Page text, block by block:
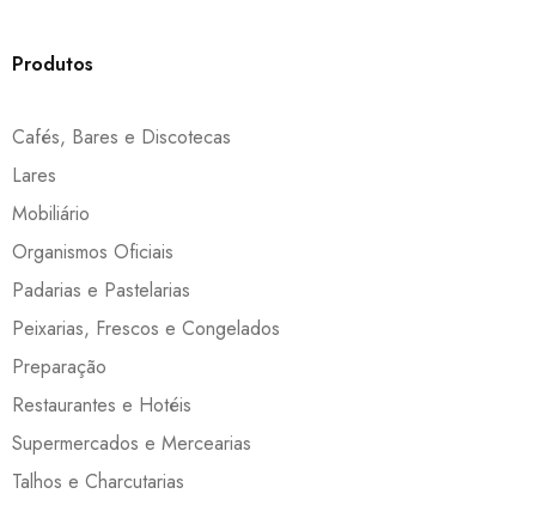
Produtos
Cafés, Bares e Discotecas
Lares
Mobiliário
Organismos Oficiais
Padarias e Pastelarias
Peixarias, Frescos e Congelados
Preparação
Restaurantes e Hotéis
Supermercados e Mercearias
Talhos e Charcutarias